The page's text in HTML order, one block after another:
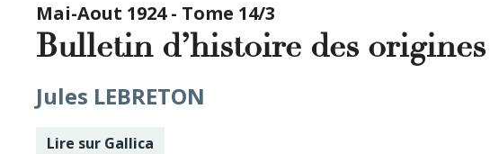
Mai-Aout 1924 - Tome 14/3
Bulletin d’histoire des
Jules LEBRETON
Lire sur Gallica